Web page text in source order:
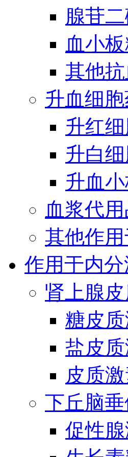
腺苷
血小
其他
升血细
升红
升白
升血
血浆代
其他作
作用于内
肾上腺
糖皮
盐皮
皮质
下丘脑
促性